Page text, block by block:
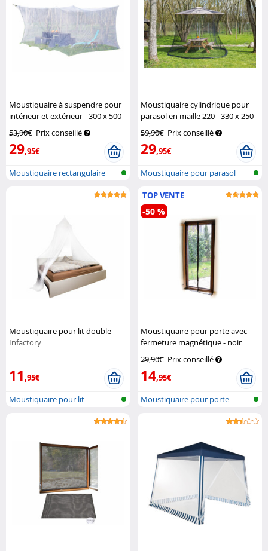
Moustiquaire à suspendre pour
intérieur et extérieur - 300 x 500
53,90€ Prix conseillé
29,95€
Moustiquaire rectangulaire
Moustiquaire cylindrique pour
parasol en maille 220 - 330 x 250
59,90€ Prix conseillé
29,95€
Moustiquaire pour parasol
Moustiquaire pour lit double
Infactory
11,95€
Moustiquaire pour lit
TOP VENTE
Moustiquaire pour porte avec
fermeture magnétique - noir
29,90€ Prix conseillé
14,95€
-50 %
Moustiquaire pour porte